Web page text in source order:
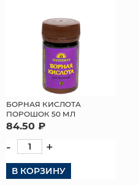
БОРНАЯ КИСЛОТА
ПОРОШОК 50 МЛ
84.50 ₽
- +
В КОРЗИНУ